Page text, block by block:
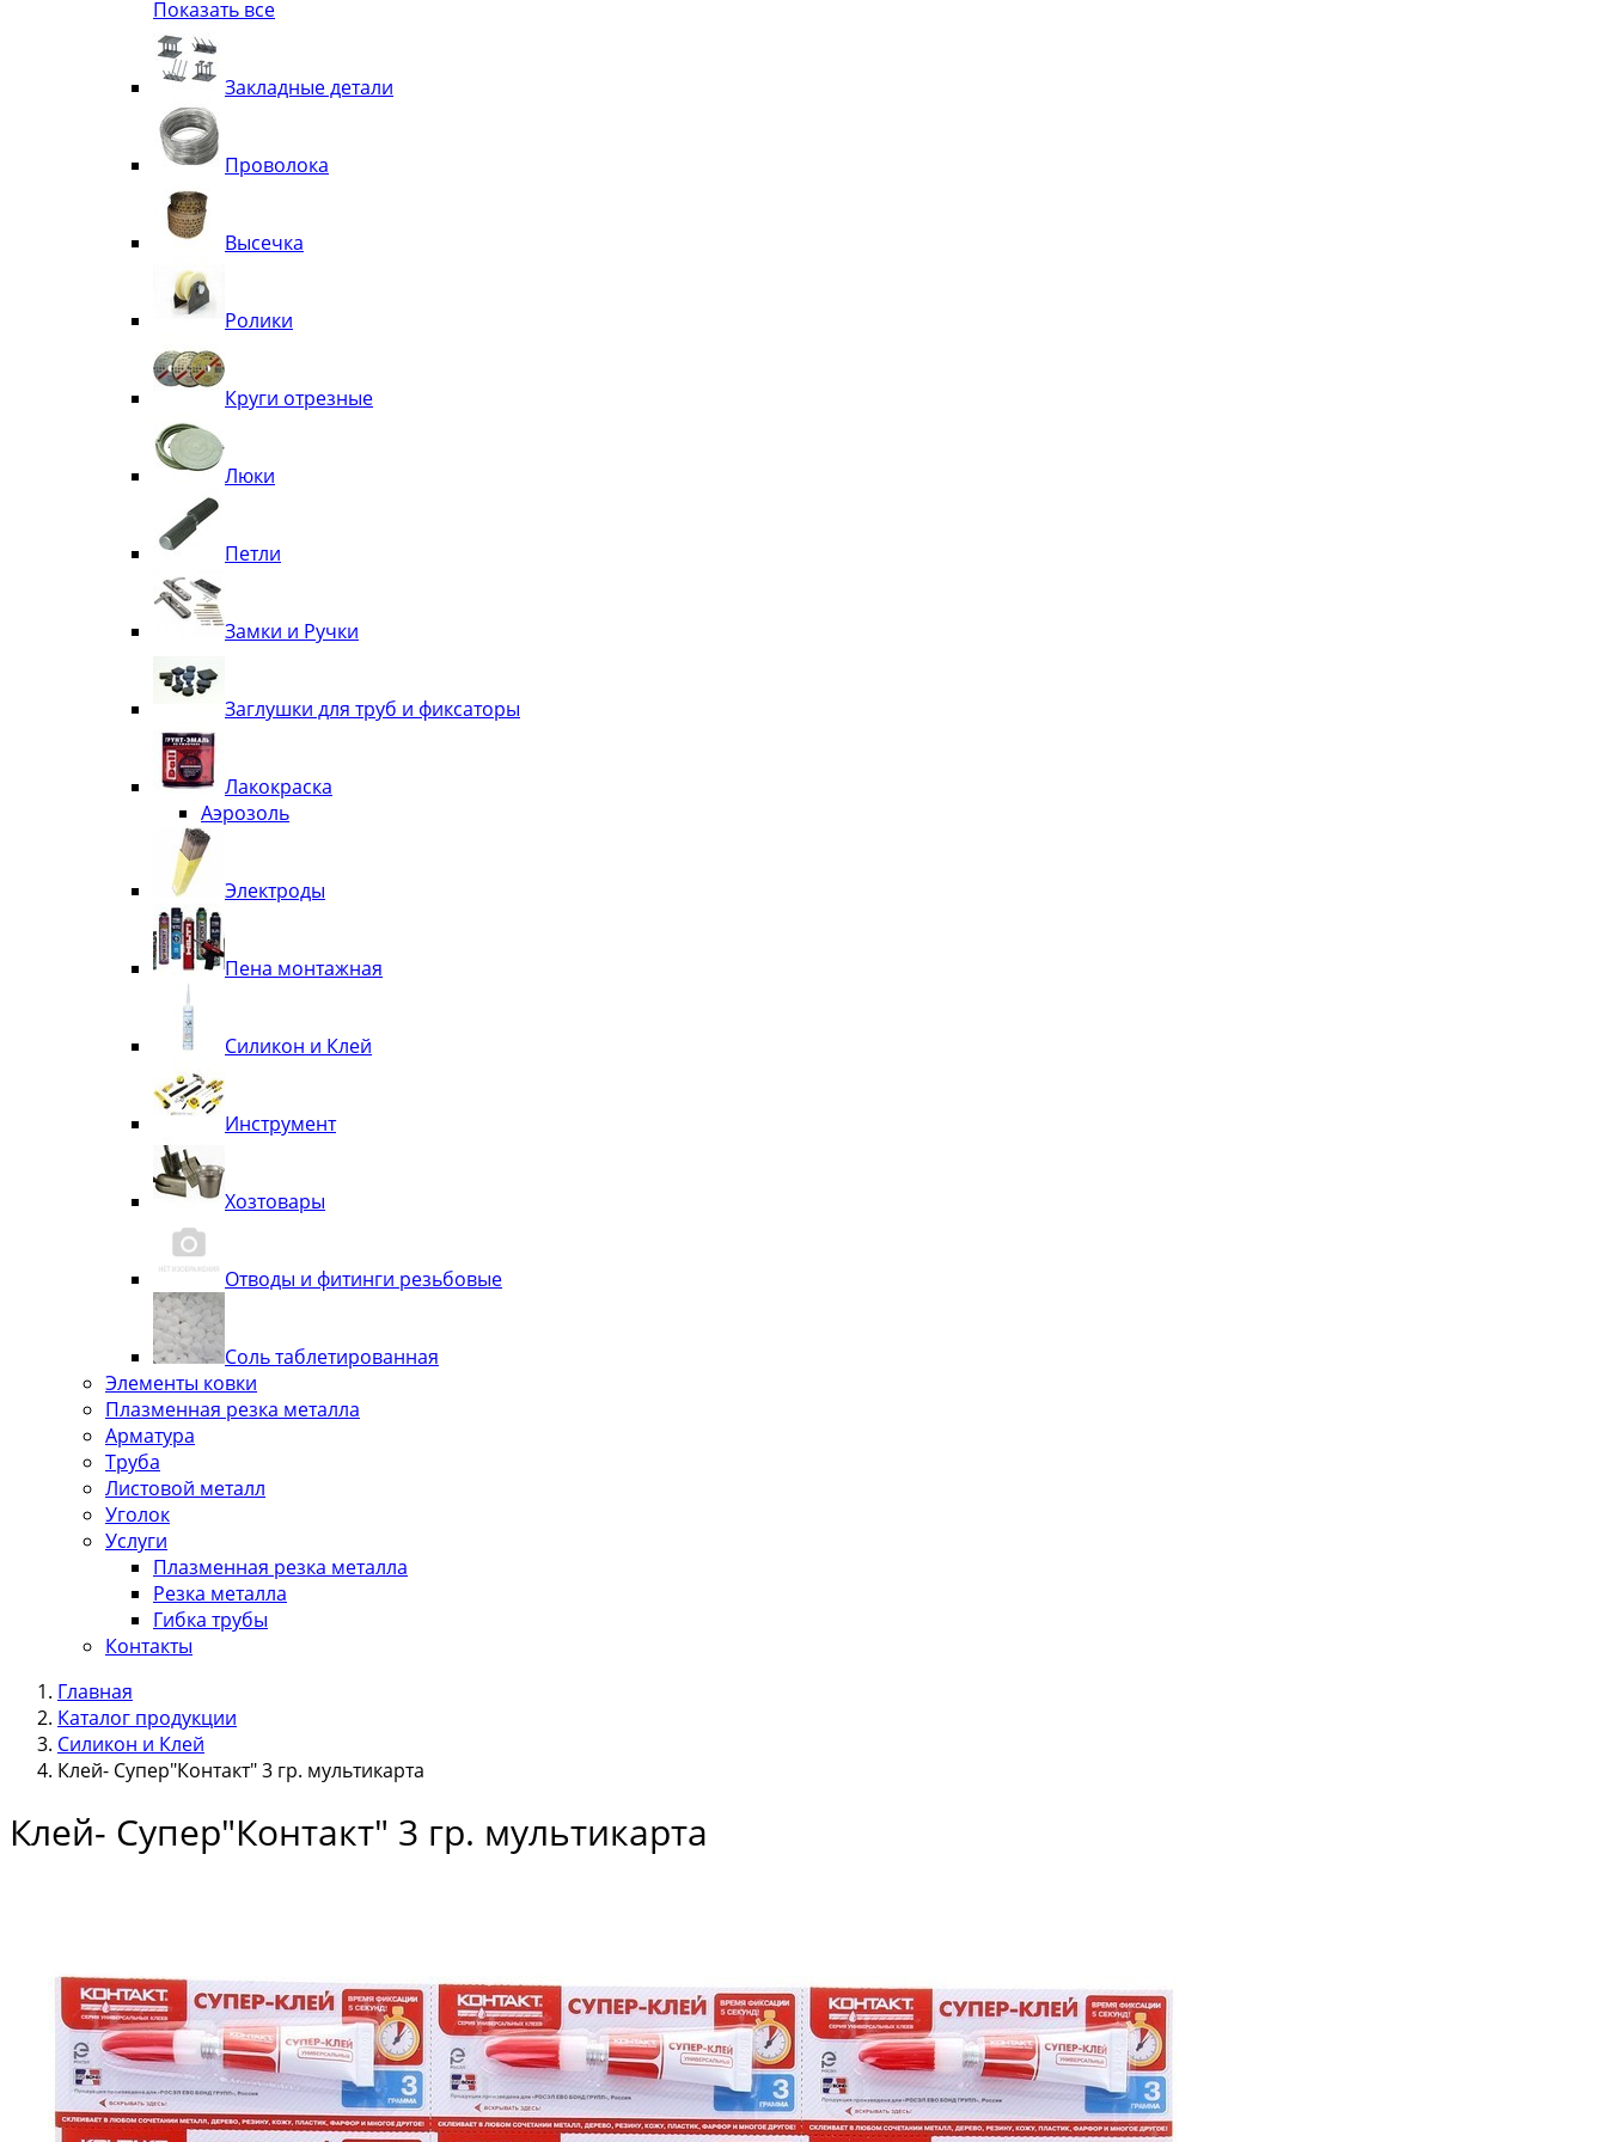
Квадрат
Труба декоративная
Элементы орнамента из квадрата, трубы
Узоры
Лавки
Показать все
Закладные детали
Проволока
Высечка
Ролики
Круги отрезные
Люки
Петли
Замки и Ручки
Заглушки для труб и фиксаторы
Лакокраска
Аэрозоль
Электроды
Пена монтажная
Силикон и Клей
Инструмент
Хозтовары
Отводы и фитинги резьбовые
Соль таблетированная
Элементы ковки
Плазменная резка металла
Арматура
Труба
Листовой металл
Уголок
Услуги
Плазменная резка металла
Резка металла
Гибка трубы
Контакты
Главная
Каталог продукции
Силикон и Клей
Клей- Супер"Контакт" 3 гр. мультикарта
Клей- Супер"Контакт" 3 гр. мультикарта